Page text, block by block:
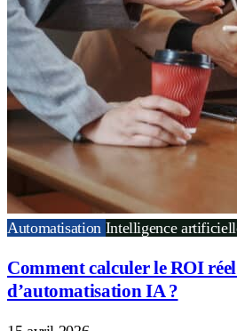
Automatisation Intelligence
Comment calculer le ROI
d’automatisation IA ?